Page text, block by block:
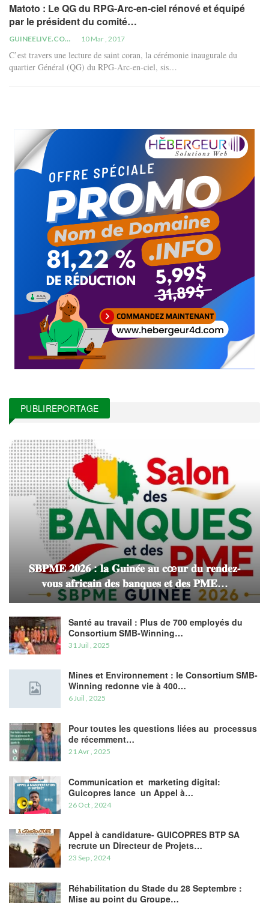
Matoto : Le QG du RPG-Arc-en-ciel rénové et équipé
par le président du comité…
GUINEELIVE.COM 10 Mar , 2017
C’est travers une lecture de saint coran, la cérémonie inaugurale du
quartier Général (QG) du RPG-Arc-en-ciel, sis…
PUBLIREPORTAGE
𝐒𝐁𝐏𝐌𝐄 𝟐𝟎𝟐𝟔 : 𝐥𝐚 𝐆𝐮𝐢𝐧𝐞́𝐞 𝐚𝐮 𝐜œ𝐮𝐫 𝐝𝐮 𝐫𝐞𝐧𝐝𝐞𝐳-
𝐯𝐨𝐮𝐬 𝐚𝐟𝐫𝐢𝐜𝐚𝐢𝐧 𝐝𝐞𝐬 𝐛𝐚𝐧𝐪𝐮𝐞𝐬 𝐞𝐭 𝐝𝐞𝐬 𝐏𝐌𝐄…
Santé au travail : Plus de 700 employés du
Consortium SMB-Winning…
31 Juil , 2025
Mines et Environnement : le Consortium SMB-
Winning redonne vie à 400…
6 Juil , 2025
Pour toutes les questions liées au processus
de récemment…
21 Avr , 2025
Communication et marketing digital:
Guicopres lance un Appel à…
26 Oct , 2024
Appel à candidature- GUICOPRES BTP SA
recrute un Directeur de Projets…
23 Sep , 2024
Réhabilitation du Stade du 28 Septembre :
Mise au point du Groupe…